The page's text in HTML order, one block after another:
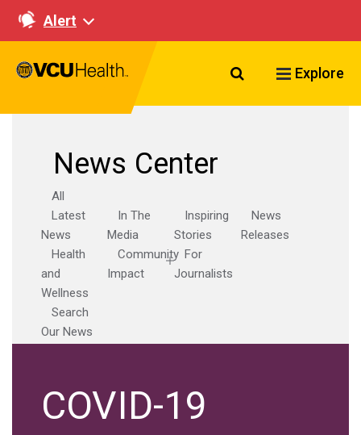
Alert
Search VCU
Explore
News Center
All
Latest
News
In The
Media
Inspiring
Stories
News
Releases
Health
and
Wellness
Community
Impact
For
Journalists
Search
Our News
COVID-19